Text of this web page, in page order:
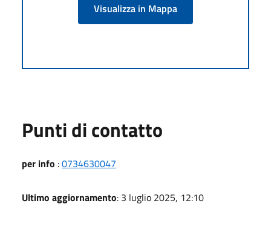
Visualizza in Mappa
Punti di contatto
per info :0734630047
Ultimo aggiornamento: 3 luglio 2025, 12:10